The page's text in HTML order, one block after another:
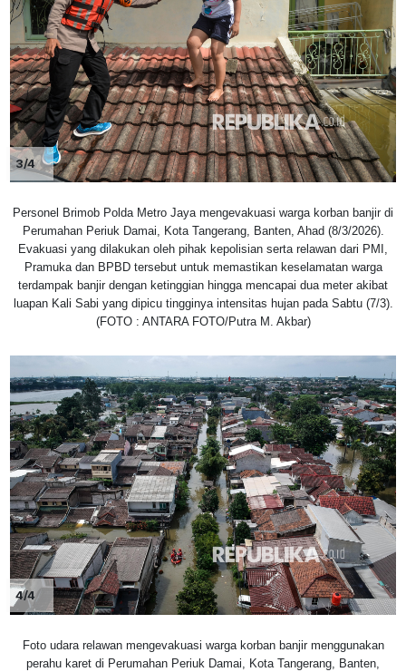
3/4
Personel Brimob Polda Metro Jaya mengevakuasi warga korban banjir di
Perumahan Periuk Damai, Kota Tangerang, Banten, Ahad (8/3/2026).
Evakuasi yang dilakukan oleh pihak kepolisian serta relawan dari PMI,
Pramuka dan BPBD tersebut untuk memastikan keselamatan warga
terdampak banjir dengan ketinggian hingga mencapai dua meter akibat
luapan Kali Sabi yang dipicu tingginya intensitas hujan pada Sabtu (7/3).
(FOTO : ANTARA FOTO/Putra M. Akbar)
4/4
Foto udara relawan mengevakuasi warga korban banjir menggunakan
perahu karet di Perumahan Periuk Damai, Kota Tangerang, Banten,